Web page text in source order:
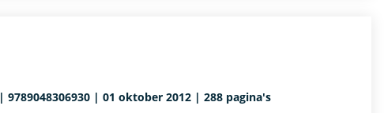
| 01 oktober 2012 | 288 pagina's